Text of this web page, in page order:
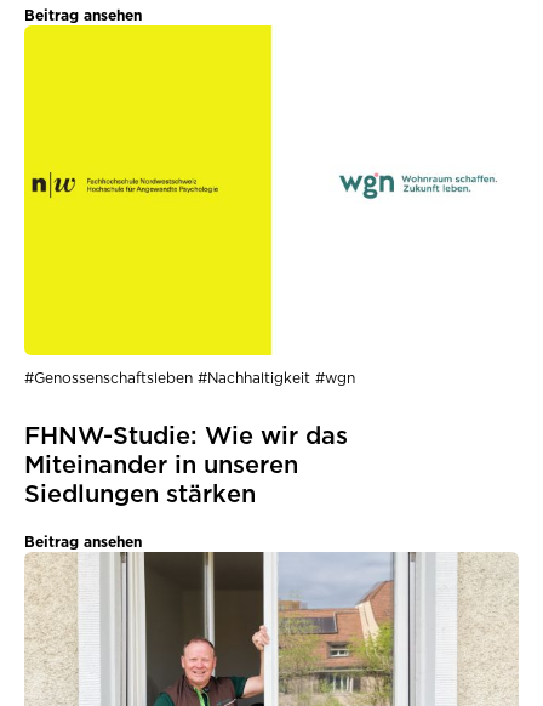
Beitrag ansehen
#Genossenschaftsleben #Nachhaltigkeit #wgn
FHNW-Studie: Wie wir das
Miteinander in unseren
Siedlungen stärken
Beitrag ansehen